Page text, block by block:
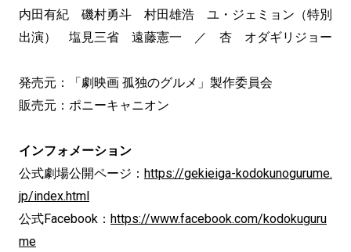
内田有紀 磯村勇斗 村田雄浩 ユ・ジェミョン（特別
出演） 塩見三省 遠藤憲一 ／ 杏 オダギリジョー
発売元：「劇映画 孤独のグルメ」製作委員会
販売元：ポニーキャニオン
インフォメーション
公式劇場公開ページ： https://gekieiga-kodokunogurume.
jp/index.html
公式Facebook： https://www.facebook.com/kodokuguru
me